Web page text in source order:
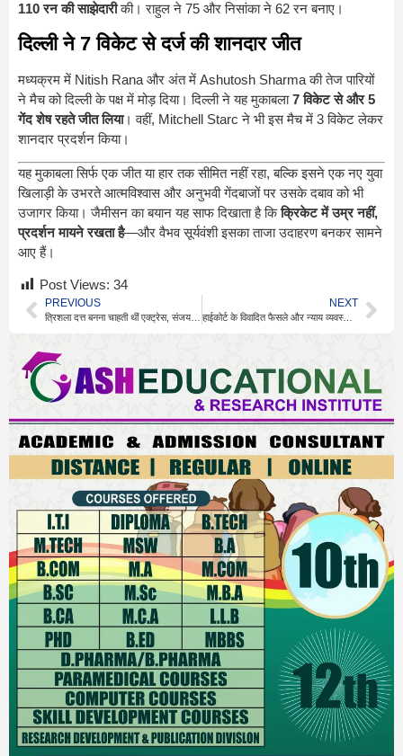
110 रन की साझेदारीकी। राहुल ने 75 और निसांका ने 62 रन बनाए।
दिल्ली ने 7 विकेट से दर्ज की शानदार जीत
मध्यक्रम में Nitish Rana और अंत में Ashutosh Sharmaकी तेज पारियों
ने मैच को दिल्ली के पक्ष में मोड़ दिया। दिल्ली ने यह मुकाबला7 विकेट से और 5
गेंद शेष रहते जीत लिया। वहीं, Mitchell Starc ने भी इस मैच में 3 विकेट लेकर
शानदार प्रदर्शन किया।
यह मुकाबला सिर्फ एक जीत या हार तक सीमित नहीं रहा, बल्कि इसने एक नए युवा
खिलाड़ी के उभरते आत्मविश्वास और अनुभवी गेंदबाजों पर उसके दबाव को भी
उजागर किया। जैमीसन का बयान यह साफ दिखाता है किक्रिकेट में उम्र नहीं,
प्रदर्शन मायने रखता है—और वैभव सूर्यवंशी इसका ताजा उदाहरण बनकर सामने
आए हैं।
Post Views: 34
PREVIOUS
त्रिशला दत्त बनना चाहती थीं एक्ट्रेस, संजय दत्त का जवाब
NEXT
हाईकोर्ट के विवादित फैसले और न्याय व्यवस्था पर सवाल